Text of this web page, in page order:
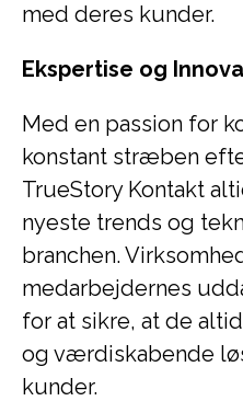
med deres kunder.
Ekspertise og
Med en passion for
konstant stræben
TrueStory Kontakt
nyeste trends og
branchen.
medarbejdernes
for at sikre, at de
og værdiskabende
kunder.